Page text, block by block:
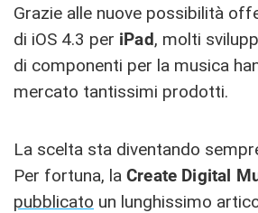
Grazie alle nuove possibilità
di iOS 4.3 per iPad, molti
di componenti per la musica
mercato tantissimi prodotti.
La scelta sta diventando
Per fortuna, la Create Digital
pubblicato un lunghissimo